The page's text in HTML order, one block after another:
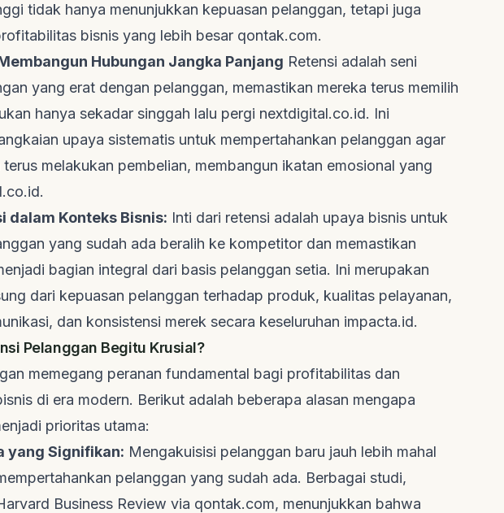
tidak hanya menunjukkan kepuasan pelanggan, tetapi juga
bisnis yang lebih besar qontak.com.
Hubungan Jangka Panjang Retensi adalah seni
yang erat dengan pelanggan, memastikan mereka terus memilih
hanya sekadar singgah lalu pergi nextdigital.co.id. Ini
upaya sistematis untuk mempertahankan pelanggan agar
melakukan pembelian, membangun ikatan emosional yang
.
dalam Konteks Bisnis: Inti dari retensi adalah upaya bisnis untuk
yang sudah ada beralih ke kompetitor dan memastikan
bagian integral dari basis pelanggan setia. Ini merupakan
dari kepuasan pelanggan terhadap produk, kualitas pelayanan,
dan konsistensi merek secara keseluruhan impacta.id.
Pelanggan Begitu Krusial?
memegang peranan fundamental bagi profitabilitas dan
di era modern. Berikut adalah beberapa alasan mengapa
prioritas utama:
yang Signifikan: Mengakuisisi pelanggan baru jauh lebih mahal
pelanggan yang sudah ada. Berbagai studi,
Business Review via qontak.com, menunjukkan bahwa